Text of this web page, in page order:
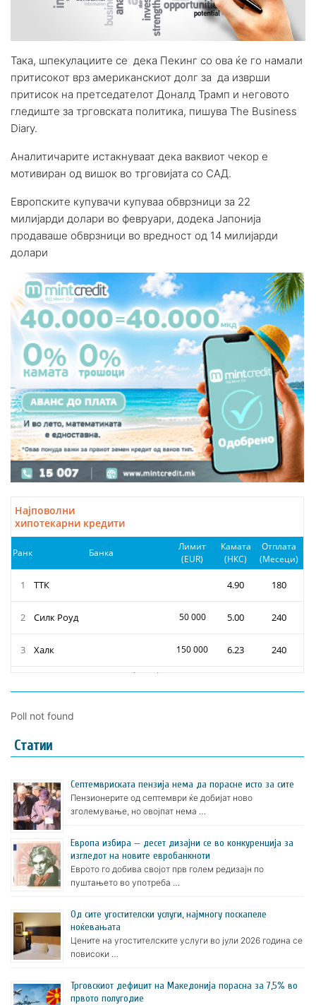
Така, шпекулациите се дека Пекинг со ова ќе го намали
притисокот врз американскиот долг за да изврши
притисок на претседателот Доналд Трамп и неговото
гледиште за трговската политика, пишува The Business
Diary.
Аналитичарите истакнуваат дека ваквиот чекор е
мотивиран од вишок во трговијата со САД.
Европските купувачи купуваа обврзници за 22
милијарди долари во февруари, додека Јапонија
продаваше обврзници во вредност од 14 милијарди
долари
Poll not found
Статии
Септемвриската пензија нема да порасне исто за сите
Пензионерите од септември ќе добијат ново
зголемување, но овојпат нема …
Европа избира — десет дизајни се во конкуренција за
изгледот на новите евробанкноти
Еврото го добива својот прв голем редизајн по
пуштањето во употреба …
Oд сите угостителски услуги, најмногу поскапеле
ноќевањата
Цените на угостителските услуги во јули 2026 година се
повисоки …
Трговскиот дефицит на Македонија порасна за 7,5% во
првото полугодие